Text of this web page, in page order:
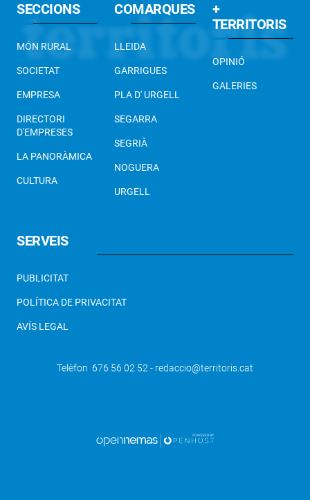
SECCIONS
MÓN RURAL
SOCIETAT
EMPRESA
DIRECTORI
D'EMPRESES
LA PANORÀMICA
CULTURA
COMARQUES
LLEIDA
GARRIGUES
PLA D' URGELL
SEGARRA
SEGRIÀ
NOGUERA
URGELL
+
TERRITORIS
OPINIÓ
GALERIES
SERVEIS
PUBLICITAT
POLÍTICA DE PRIVACITAT
AVÍS LEGAL
Telèfon 676 56 02 52 - redaccio@territoris.cat